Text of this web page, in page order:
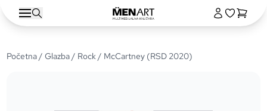
Početna/Glazba/ Rock/ McCartney (RSD 2020)